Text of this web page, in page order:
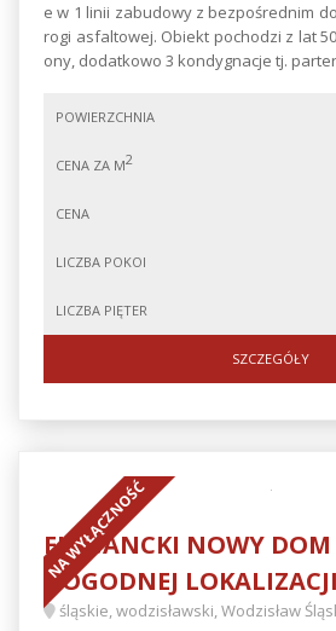
e w 1 linii zabudowy z bezpośrednim
rogi asfaltowej. Obiekt pochodzi z lat
ony, dodatkowo 3 kondygnacje tj.
POWIERZCHNIA
CENA ZA M2
CENA
LICZBA POKOI
LICZBA PIĘTER
SZCZEGÓŁY
NA WYŁĄCZNOŚĆ
ELEGANCKI NOWY
DOGODNEJ LOKALIZACJI
śląskie, wodzisławski, Wodzisław